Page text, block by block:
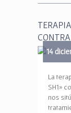
14
La
SH1»
nos